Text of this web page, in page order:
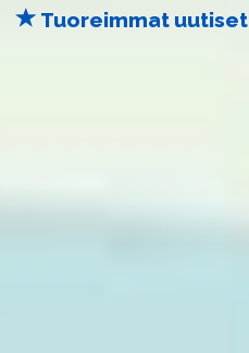
Tuoreimmat uutiset